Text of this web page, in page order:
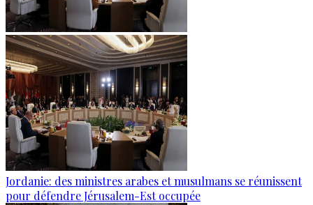
Jordanie: des ministres arabes et musulmans se réunissent
pour défendre Jérusalem-Est occupée